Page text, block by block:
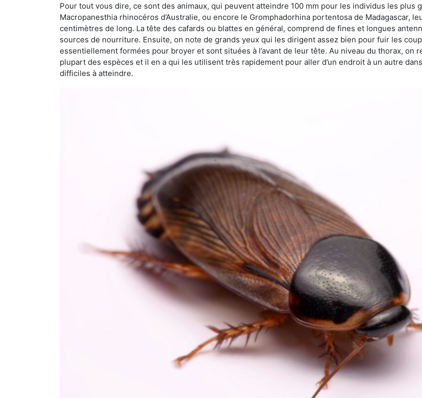
Pour tout vous dire, ce sont des animaux, qui peuvent atteindre 100 mm pour les individus les plus
Macropanesthia rhinocéros d’Australie, ou encore le Gromphadorhina portentosa de Madagascar,
centimètres de long. La tête des cafards ou blattes en général, comprend de fines et longues
sources de nourriture. Ensuite, on note de grands yeux qui les dirigent assez bien pour fuir les
essentiellement formées pour broyer et sont situées à l’avant de leur tête. Au niveau du thorax, on
plupart des espèces et il en a qui les utilisent très rapidement pour aller d’un endroit à un autre
difficiles à atteindre.